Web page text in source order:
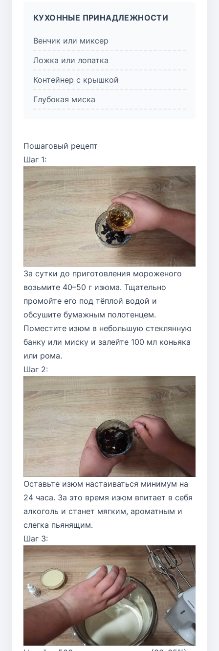
КУХОННЫЕ ПРИНАДЛЕЖНОСТИ
Венчик или миксер
Ложка или лопатка
Контейнер с крышкой
Глубокая миска
Пошаговый рецепт
Шаг 1:
За сутки до приготовления мороженого
возьмите 40–50 г изюма. Тщательно
промойте его под тёплой водой и
обсушите бумажным полотенцем.
Поместите изюм в небольшую стеклянную
банку или миску и залейте 100 мл коньяка
или рома.
Шаг 2:
Оставьте изюм настаиваться минимум на
24 часа. За это время изюм впитает в себя
алкоголь и станет мягким, ароматным и
слегка пьянящим.
Шаг 3: